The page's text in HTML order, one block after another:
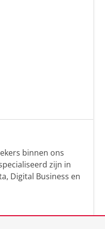
binnen ons
zijn in
Digital Business en